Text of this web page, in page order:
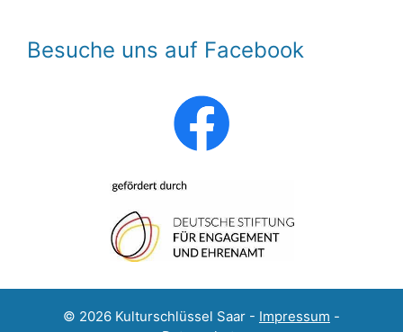
Besuche uns auf Facebook
© 2026 Kulturschlüssel Saar - Impressum -